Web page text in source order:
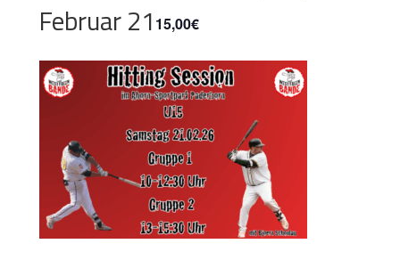
Februar 21 15,00€